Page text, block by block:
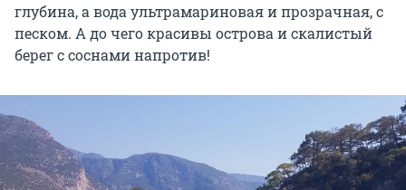
глубина, а вода ультрамариновая и прозрачная, с
песком. А до чего красивы острова и скалистый
берег с соснами напротив!